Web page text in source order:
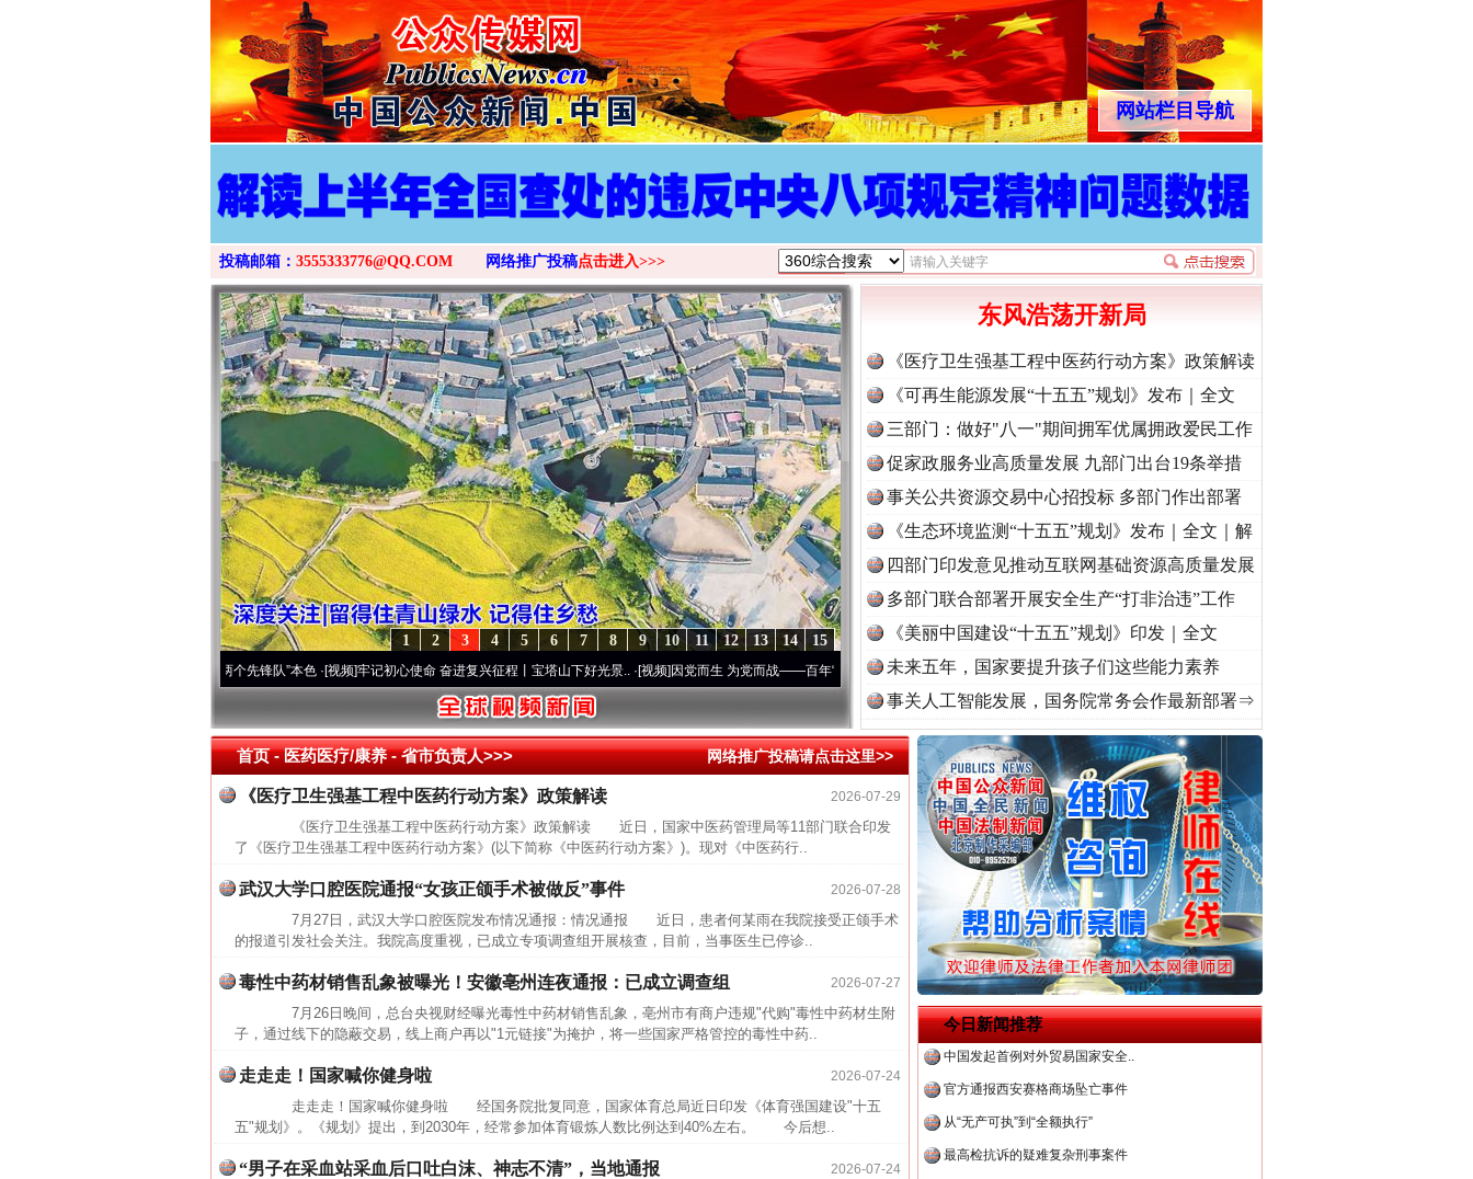
网站栏目导航
投稿邮箱： 3555333776@QQ.COM 网络推广投稿点击进入>>>
15
14
13
12
11
10
9
8
7
6
5
4
3
2
1
永葆“两个先锋队”本色·[视频]牢记初心使命 奋进复兴征程丨宝塔山下好光景..·[视频]因党而生 为党而战——百年“纪”事⑧加强纪律..·[视频]牢记初心使命 奋进复兴征程丨“转折之城”激荡..·[视频]
东风浩荡开新局
《医疗卫生强基工程中医药行动方案》政策解读
《可再生能源发展“十五五”规划》发布｜全文
三部门：做好"八一"期间拥军优属拥政爱民工作
促家政服务业高质量发展 九部门出台19条举措
事关公共资源交易中心招投标 多部门作出部署
《生态环境监测“十五五”规划》发布｜全文｜解
读
四部门印发意见推动互联网基础资源高质量发展
多部门联合部署开展安全生产“打非治违”工作
《美丽中国建设“十五五”规划》印发｜全文
未来五年，国家要提升孩子们这些能力素养
事关人工智能发展，国务院常务会作最新部署⇒
首页- 医药医疗/康养 -省市负责人>>> 网络推广投稿请点击这里>>
2026-07-29
《医疗卫生强基工程中医药行动方案》政策解读
《医疗卫生强基工程中医药行动方案》政策解读 近日，国家中医药管理局等11部门联合印发
了《医疗卫生强基工程中医药行动方案》(以下简称《中医药行动方案》)。现对《中医药行..
2026-07-28
武汉大学口腔医院通报“女孩正颌手术被做反”事件
7月27日，武汉大学口腔医院发布情况通报：情况通报 近日，患者何某雨在我院接受正颌手术
的报道引发社会关注。我院高度重视，已成立专项调查组开展核查，目前，当事医生已停诊..
2026-07-27
毒性中药材销售乱象被曝光！安徽亳州连夜通报：已成立调查组
7月26日晚间，总台央视财经曝光毒性中药材销售乱象，亳州市有商户违规"代购"毒性中药材生附
子，通过线下的隐蔽交易，线上商户再以"1元链接"为掩护，将一些国家严格管控的毒性中药..
2026-07-24
走走走！国家喊你健身啦
走走走！国家喊你健身啦 经国务院批复同意，国家体育总局近日印发《体育强国建设"十五
五"规划》。《规划》提出，到2030年，经常参加体育锻炼人数比例达到40%左右。 今后想..
2026-07-24
“男子在采血站采血后口吐白沫、神志不清”，当地通报
今日新闻推荐
近期涉私家车群死群伤事故多发..
半生相守，一别两宽：这场老年..
一纸欠条伤亲情 巡回调解促和..
26万保费，离婚时为何要分走一..
杨天誉，不得录用为公务员
传销头目出狱后办书院暴力管教..
四川省公安厅征集新型黑恶违法..
中方对6家美国实体采取反制措..
中国发起首例对外贸易国家安全..
官方通报西安赛格商场坠亡事件
从“无产可执”到“全额执行”
最高检抗诉的疑难复杂刑事案件
事故致5死1伤，四川省安委会挂..